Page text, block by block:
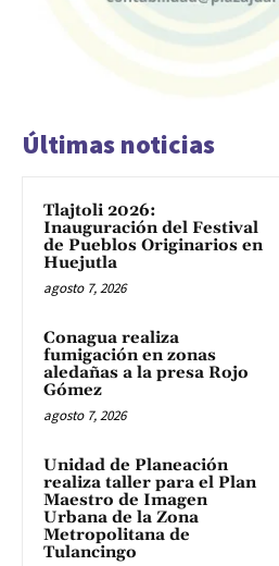
Últimas noticias
Tlajtoli 2026:
Inauguración del Festival
de Pueblos Originarios en
Huejutla
agosto 7, 2026
Conagua realiza
fumigación en zonas
aledañas a la presa Rojo
Gómez
agosto 7, 2026
Unidad de Planeación
realiza taller para el Plan
Maestro de Imagen
Urbana de la Zona
Metropolitana de
Tulancingo